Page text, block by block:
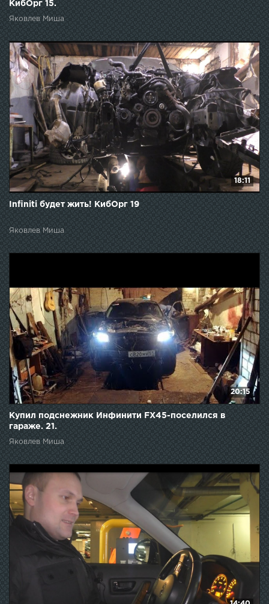
КибОрг 15.
Яковлев Миша
18:11
Infiniti будет жить! КибОрг 19
Яковлев Миша
20:15
Купил подснежник Инфинити FX45-поселился в
гараже. 21.
Яковлев Миша